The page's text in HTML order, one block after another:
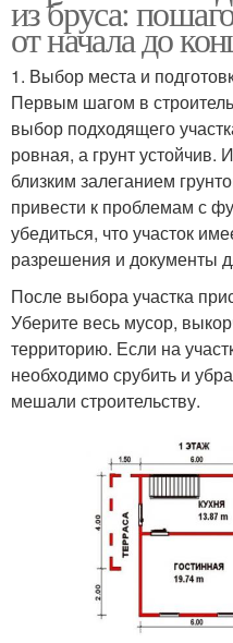
из бруса:
от начала до
1. Выбор места и
Первым шагом в
выбор подходящего
ровная, а грунт устойчив.
близким залеганием
привести к проблемам с
убедиться, что участок
разрешения и документы
После выбора участка
Уберите весь мусор,
территорию. Если на
необходимо срубить и
мешали строительству.